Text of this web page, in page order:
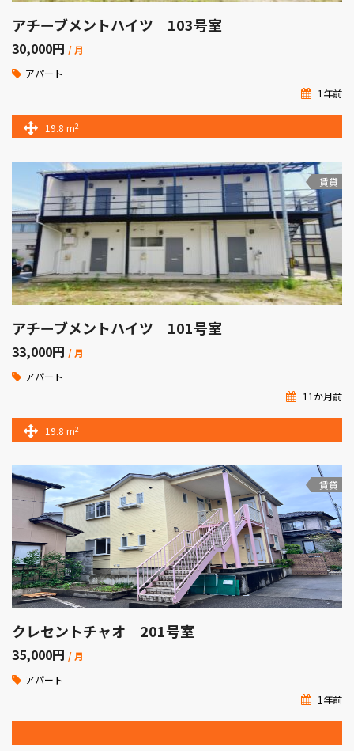
アチーブメントハイツ 103号室
30,000円 / 月
アパート
1年前
19.8 m2
賃貸
アチーブメントハイツ 101号室
33,000円 / 月
アパート
11か月前
19.8 m2
賃貸
クレセントチャオ 201号室
35,000円 / 月
アパート
1年前